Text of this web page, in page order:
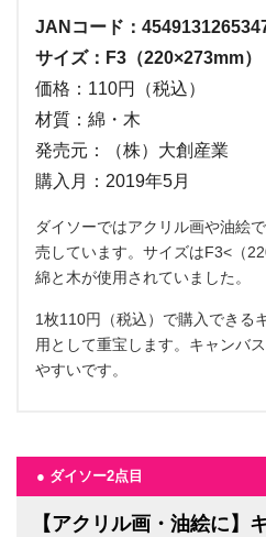
JANコード：
サイズ：F3（220×273mm）
価格：110円（税込）
材質：綿・木
発売元：（株）大創産業
購入月：2019年5月
ダイソーではアクリル画や油絵
売しています。サイズはF3<（
綿と木が使用されていました。
1枚110円（税込）で購入できる
用として重宝します。キャンバ
やすいです。
● ダイソー2点目
【アクリル画・油絵に】